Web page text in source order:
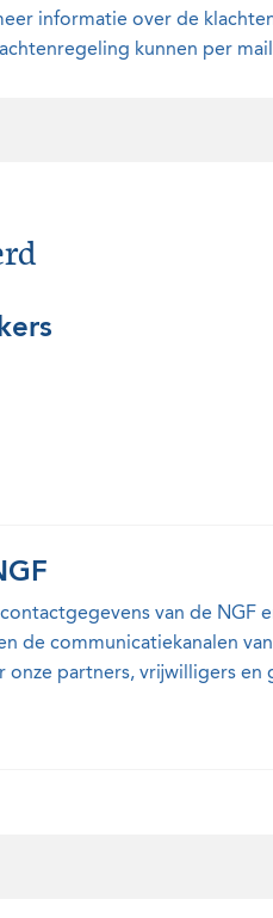
informatie over de
kunnen per
van de NGF
de communicatiekanalen
onze partners, vrijwilligers en